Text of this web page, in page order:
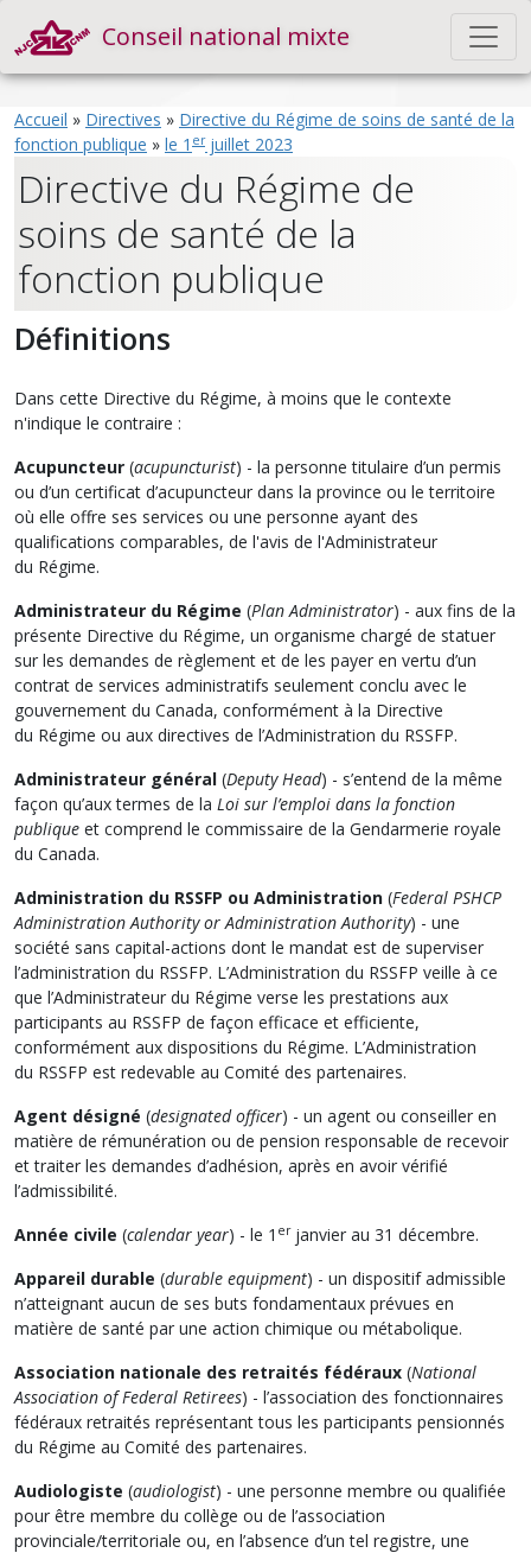
Conseil national mixte
Accueil » Directives » Directive du Régime de soins de santé de la
fonction publique » le 1 erjuillet 2023
Directive du Régime de
soins de santé de la
fonction publique
Définitions
Dans cette Directive du Régime, à moins que le contexte
n'indique le contraire :
Acupuncteur (acupuncturist) - la personne titulaire d’un permis
ou d’un certificat d’acupuncteur dans la province ou le territoire
où elle offre ses services ou une personne ayant des
qualifications comparables, de l'avis de l'Administrateur
du Régime.
Administrateur du Régime (Plan Administrator) - aux fins de la
présente Directive du Régime, un organisme chargé de statuer
sur les demandes de règlement et de les payer en vertu d’un
contrat de services administratifs seulement conclu avec le
gouvernement du Canada, conformément à la Directive
du Régime ou aux directives de l’Administration du RSSFP.
Administrateur général (Deputy Head) - s’entend de la même
façon qu’aux termes de la Loi sur l’emploi dans la fonction
publique et comprend le commissaire de la Gendarmerie royale
du Canada.
Administration du RSSFP ou Administration (Federal PSHCP
Administration Authority or Administration Authority) - une
société sans capital-actions dont le mandat est de superviser
l’administration du RSSFP. L’Administration du RSSFP veille à ce
que l’Administrateur du Régime verse les prestations aux
participants au RSSFP de façon efficace et efficiente,
conformément aux dispositions du Régime. L’Administration
du RSSFP est redevable au Comité des partenaires.
Agent désigné (designated officer) - un agent ou conseiller en
matière de rémunération ou de pension responsable de recevoir
et traiter les demandes d’adhésion, après en avoir vérifié
l’admissibilité.
Année civile (calendar year) - le 1 erjanvier au 31 décembre.
Appareil durable (durable equipment) - un dispositif admissible
n’atteignant aucun de ses buts fondamentaux prévues en
matière de santé par une action chimique ou métabolique.
Association nationale des retraités fédéraux (National
Association of Federal Retirees) - l’association des fonctionnaires
fédéraux retraités représentant tous les participants pensionnés
du Régime au Comité des partenaires.
Audiologiste (audiologist) - une personne membre ou qualifiée
pour être membre du collège ou de l’association
provinciale/territoriale ou, en l’absence d’un tel registre, une